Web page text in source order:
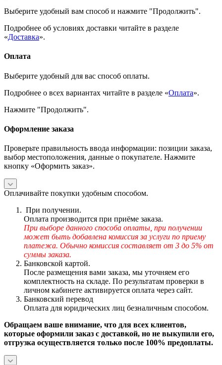
Выберите удобный вам способ и нажмите "Продолжить".
Подробнее об условиях доставки читайте в разделе
«Доставка».
Оплата
Выберите удобный для вас способ оплаты.
Подробнее о всех вариантах читайте в разделе «Оплата».
Нажмите "Продолжить".
Оформление заказа
Проверьте правильность ввода информации: позиции заказа,
выбор местоположения, данные о покупателе. Нажмите
кнопку «Оформить заказ».
Оплачивайте покупки удобным способом.
При получении.
Оплата производится при приёме заказа.
При выборе данного способа оплаты, при получении
может быть добавлена комиссия за услуги по приему
платежа. Обычно комиссия составляет от 3 до 5% от
суммы заказа.
Банковской картой.
После размещения вами заказа, мы уточняем его
комплектность на складе. По результатам проверки в
личном кабинете активируется оплата через сайт.
Банковский перевод
Оплата для юридических лиц безналичным способом.
Обращаем ваше внимание, что для всех клиентов,
которые оформили заказ с доставкой, но не выкупили его,
отгрузка осуществляется только после 100% предоплаты.